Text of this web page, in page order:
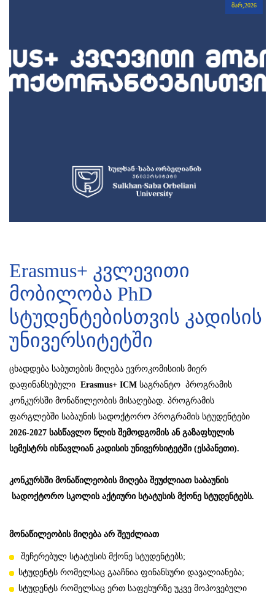
ᲛᲐᲠ,2026
Erasmus+ კვლევითი
მობილობა PhD
სტუდენტებისთვის კადისის
უნივერსიტეტში
ცხადდება საბუთების მიღება ევროკომისიის მიერ
დაფინანსებული Erasmus+ ICM საგრანტო პროგრამის
კონკურსში მონაწილეობის მისაღებად. პროგრამის
ფარგლებში საბაუნის სადოქტორო პროგრამის სტუდენტები
2026-2027 სასწავლო წლის შემოდგომის ან გაზაფხულის
სემესტრს ისწავლიან კადისის უნივერსიტეტში (ესპანეთი).
კონკურსში მონაწილეობის მიღება შეუძლიათ საბაუნის
სადოქტორო სკოლის აქტიური სტატუსის მქონე სტუდენტებს.
მონაწილეობის მიღება არ შეუძლიათ
შეჩერებულ სტატუსის მქონე სტუდენტებს;
სტუდენტს რომელსაც გააჩნია ფინანსური დავალიანება;
სტუდენტს რომელსაც ერთ საფეხურზე უკვე მოპოვებული